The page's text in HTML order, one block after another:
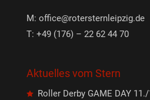
M: office@rotersternleipzig.de
T: +49 (176) – 22 62 44 70
Aktuelles vom Stern
Roller Derby GAME DAY